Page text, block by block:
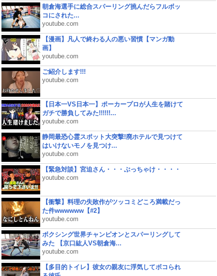
朝倉海選手に総合スパーリング挑んだらフルボッ
コにされた...
youtube.com
【漫画】凡人で終わる人の悪い習慣【マンガ動
画】
youtube.com
ご紹介します!!!
youtube.com
【日本一VS日本一】ポーカープロが人生を賭けて
ガチで勝負してみた!!!!!!...
youtube.com
静岡最恐心霊スポット大突撃!廃ホテルで見つけて
はいけないモノを見つけ...
youtube.com
【緊急対談】宮迫さん・・・ぶっちゃけ・・・・
youtube.com
【衝撃】料理の失敗作がツッコミどころ満載だっ
た件wwwwww【#2】
youtube.com
ボクシング世界チャンピオンとスパーリングして
みた 【京口紘人VS朝倉海...
youtube.com
【多目的トイレ】彼女の親友に浮気してボコられ